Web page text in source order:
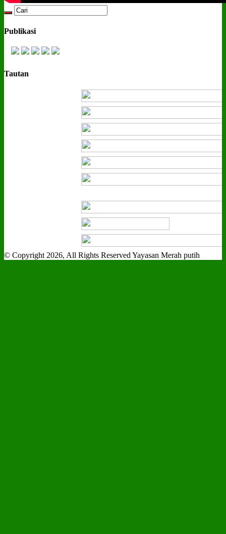
Publikasi
Tautan
© Copyright 2026, All Rights Reserved Yayasan Merah putih